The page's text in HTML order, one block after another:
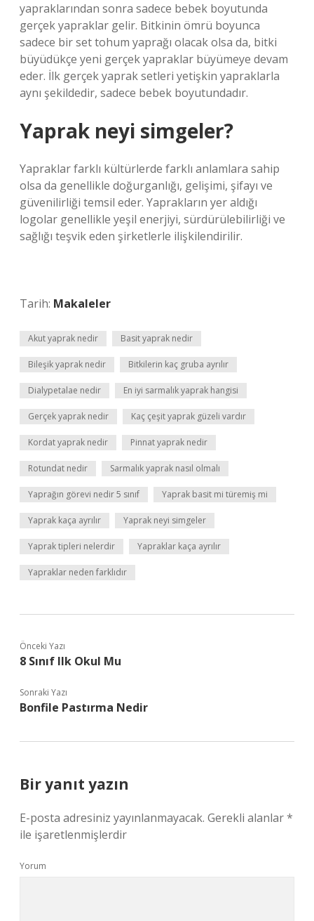
yapraklarından sonra sadece bebek boyutunda
gerçek yapraklar gelir. Bitkinin ömrü boyunca
sadece bir set tohum yaprağı olacak olsa da, bitki
büyüdükçe yeni gerçek yapraklar büyümeye devam
eder. İlk gerçek yaprak setleri yetişkin yapraklarla
aynı şekildedir, sadece bebek boyutundadır.
Yaprak neyi simgeler?
Yapraklar farklı kültürlerde farklı anlamlara sahip
olsa da genellikle doğurganlığı, gelişimi, şifayı ve
güvenilirliği temsil eder. Yaprakların yer aldığı
logolar genellikle yeşil enerjiyi, sürdürülebilirliği ve
sağlığı teşvik eden şirketlerle ilişkilendirilir.
Tarih: Makaleler
Akut yaprak nedir Basit yaprak nedir
Bileşik yaprak nedir Bitkilerin kaç gruba ayrılır
Dialypetalae nedir En iyi sarmalık yaprak hangisi
Gerçek yaprak nedir Kaç çeşit yaprak güzeli vardır
Kordat yaprak nedir Pinnat yaprak nedir
Rotundat nedir Sarmalık yaprak nasıl olmalı
Yaprağın görevi nedir 5 sınıf Yaprak basit mi türemiş mi
Yaprak kaça ayrılır Yaprak neyi simgeler
Yaprak tipleri nelerdir Yapraklar kaça ayrılır
Yapraklar neden farklıdır
Önceki Yazı
8 Sınıf Ilk Okul Mu
Sonraki Yazı
Bonfile Pastırma Nedir
Bir yanıt yazın
E-posta adresiniz yayınlanmayacak. Gerekli alanlar*
ile işaretlenmişlerdir
Yorum